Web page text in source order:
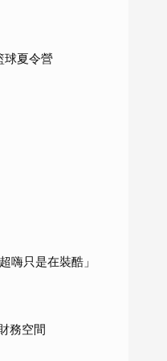
夏令營
嗨只是在裝酷」
務空間